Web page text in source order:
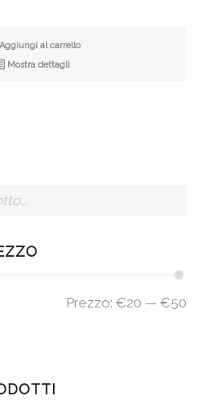
Aggiungi al carrello
Mostra dettagli
Prezzo:€20 —€50